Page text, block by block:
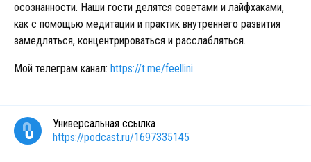
осознанности. Наши гости делятся советами и лайфхаками,
как с помощью медитации и практик внутреннего развития
замедляться, концентрироваться и расслабляться.
Мой телеграм канал: https://t.me/feellini
Универсальная ссылка
https://podcast.ru/1697335145